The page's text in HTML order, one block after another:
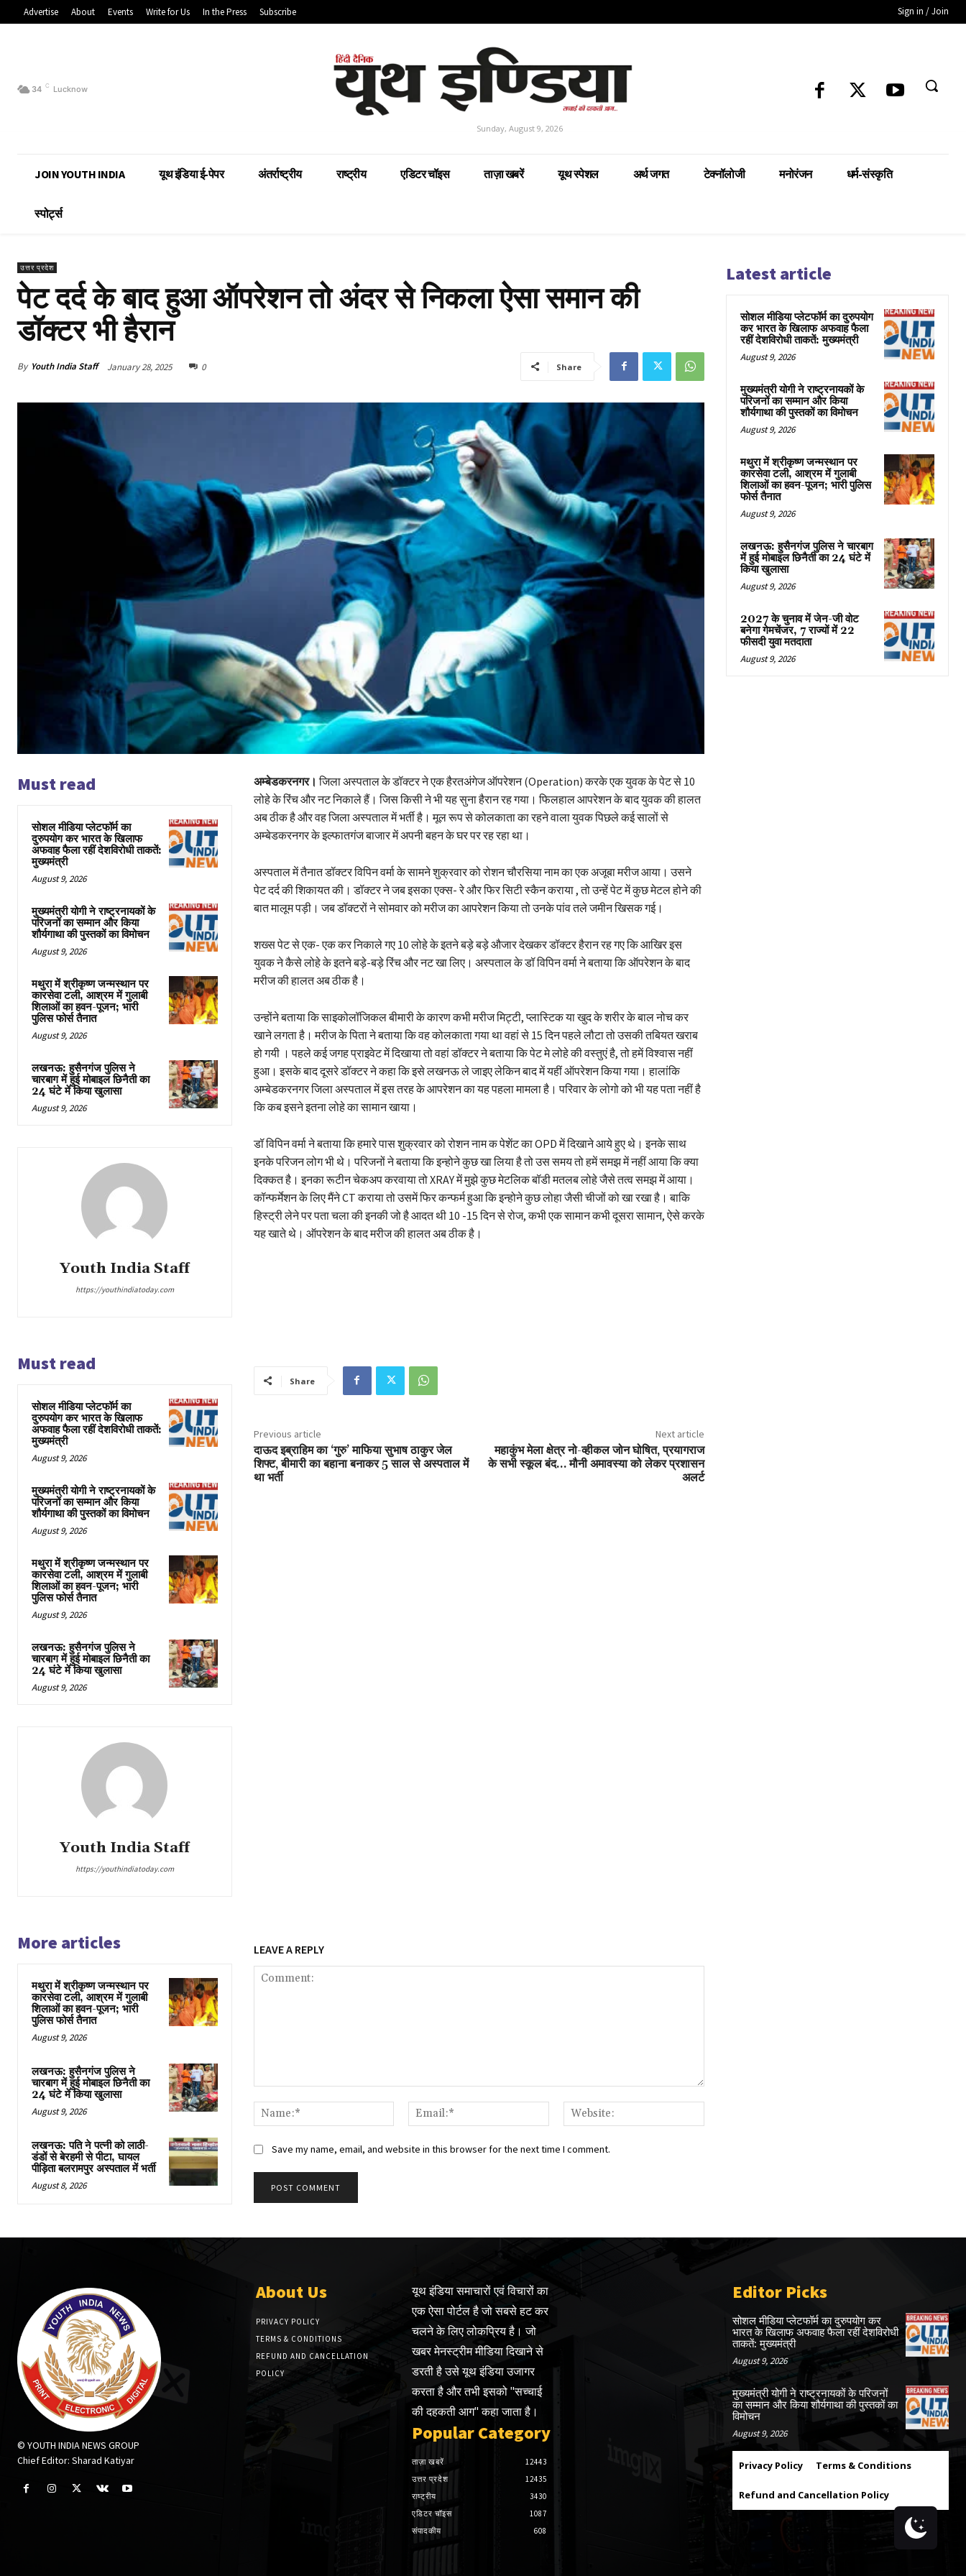
Advertise About Events Write for Us In the Press Subscribe Sign in / Join
34 C Lucknow
Sunday, August 9, 2026
JOIN YOUTH INDIA यूथ इंडिया ई-पेपर अंतर्राष्ट्रीय राष्ट्रीय एडिटर चॉइस ताज़ा खबरें यूथ स्पेशल अर्थ जगत टेक्नॉलोजी मनोरंजन धर्म-संस्कृति
स्पोर्ट्स
उत्तर प्रदेश
पेट दर्द के बाद हुआ ऑपरेशन तो अंदर से निकला ऐसा समान की
डॉक्टर भी हैरान
By Youth India Staff January 28, 2025 0 Share
Must read
सोशल मीडिया प्लेटफॉर्म का
दुरुपयोग कर भारत के खिलाफ
अफवाह फैला रहीं देशविरोधी ताकतें:
मुख्यमंत्री
August 9, 2026
मुख्यमंत्री योगी ने राष्ट्रनायकों के
परिजनों का सम्मान और किया
शौर्यगाथा की पुस्तकों का विमोचन
August 9, 2026
मथुरा में श्रीकृष्ण जन्मस्थान पर
कारसेवा टली, आश्रम में गुलाबी
शिलाओं का हवन-पूजन; भारी
पुलिस फोर्स तैनात
August 9, 2026
लखनऊ: हुसैनगंज पुलिस ने
चारबाग में हुई मोबाइल छिनैती का
24 घंटे में किया खुलासा
August 9, 2026
Youth India Staff
https://youthindiatoday.com
अम्बेडकरनगर। जिला अस्पताल के डॉक्टर ने एक हैरतअंगेज ऑपरेशन (Operation) करके एक युवक के पेट से 10
लोहे के रिंच और नट निकाले हैं। जिस किसी ने भी यह सुना हैरान रह गया। फिलहाल आपरेशन के बाद युवक की हालत
अब ठीक है और वह जिला अस्पताल में भर्ती है। मूल रूप से कोलकाता का रहने वाला युवक पिछले कई सालों से
अम्बेडकरनगर के इल्फातगंज बाजार में अपनी बहन के घर पर रह रहा था।
अस्पताल में तैनात डॉक्टर विपिन वर्मा के सामने शुक्रवार को रोशन चौरसिया नाम का एक अजूबा मरीज आया। उसने
पेट दर्द की शिकायत की। डॉक्टर ने जब इसका एक्स- रे और फिर सिटी स्कैन कराया , तो उन्हें पेट में कुछ मेटल होने की
बात मालूम पड़ी। जब डॉक्टरों ने सोमवार को मरीज का आपरेशन किया तो उनके पांव तले जमीन खिसक गई।
शख्स पेट से एक- एक कर निकाले गए 10 लोहे के इतने बड़े बड़े औजार देखकर डॉक्टर हैरान रह गए कि आखिर इस
युवक ने कैसे लोहे के इतने बड़े-बड़े रिंच और नट खा लिए। अस्पताल के डॉ विपिन वर्मा ने बताया कि ऑपरेशन के बाद
मरीज की हालत अब ठीक है।
उन्होंने बताया कि साइकोलॉजिकल बीमारी के कारण कभी मरीज मिट्टी, प्लास्टिक या खुद के शरीर के बाल नोच कर
खाने लगता है। मरीज के पिता ने बताया कि वह कोलकाता गया था वहां से 15 दिन पहले लौटा तो उसकी तबियत खराब
हो गयी । पहले कई जगह प्राइवेट में दिखाया तो वहां डॉक्टर ने बताया कि पेट मे लोहे की वस्तुएं है, तो हमें विश्वास नहीं
हुआ। इसके बाद दूसरे डॉक्टर ने कहा कि इसे लखनऊ ले जाइए लेकिन बाद में यहीं ऑपरेशन किया गया। हालांकि
अम्बेडकरनगर जिला अस्पताल में इस तरह के आपरेशन का यह पहला मामला है। परिवार के लोगो को भी यह पता नहीं है
कि कब इसने इतना लोहे का सामान खाया।
डॉ विपिन वर्मा ने बताया कि हमारे पास शुक्रवार को रोशन नाम क पेशेंट का OPD में दिखाने आये हुए थे। इनके साथ
इनके परिजन लोग भी थे। परिजनों ने बताया कि इन्होने कुछ खा लिया है तो उस समय तो हमें समझ में नहीं आया कि क्या
दिक्कत है। इनका रूटीन चेकअप करवाया तो XRAY में मुझे कुछ मेटलिक बॉडी मतलब लोहे जैसे तत्व समझ में आया।
कॉन्फर्मेशन के लिए मैंने CT कराया तो उसमें फिर कन्फर्म हुआ कि इन्होने कुछ लोहा जैसी चीजों को खा रखा है। बाकि
हिस्ट्री लेने पर पता चला की इनकी जो है आदत थी 10 -15 दिन से रोज, कभी एक सामान कभी दूसरा सामान, ऐसे करके
यह खाते थे। ऑपरेशन के बाद मरीज की हालत अब ठीक है।
Must read
सोशल मीडिया प्लेटफॉर्म का
दुरुपयोग कर भारत के खिलाफ
अफवाह फैला रहीं देशविरोधी ताकतें:
मुख्यमंत्री
August 9, 2026
मुख्यमंत्री योगी ने राष्ट्रनायकों के
परिजनों का सम्मान और किया
शौर्यगाथा की पुस्तकों का विमोचन
August 9, 2026
मथुरा में श्रीकृष्ण जन्मस्थान पर
कारसेवा टली, आश्रम में गुलाबी
शिलाओं का हवन-पूजन; भारी
पुलिस फोर्स तैनात
August 9, 2026
लखनऊ: हुसैनगंज पुलिस ने
चारबाग में हुई मोबाइल छिनैती का
24 घंटे में किया खुलासा
August 9, 2026
Youth India Staff
https://youthindiatoday.com
Share
Previous article
दाऊद इब्राहिम का ‘गुरु’ माफिया सुभाष ठाकुर जेल
शिफ्ट, बीमारी का बहाना बनाकर 5 साल से अस्पताल में
था भर्ती
Next article
महाकुंभ मेला क्षेत्र नो-व्हीकल जोन घोषित, प्रयागराज
के सभी स्कूल बंद… मौनी अमावस्या को लेकर प्रशासन
अलर्ट
More articles
मथुरा में श्रीकृष्ण जन्मस्थान पर
कारसेवा टली, आश्रम में गुलाबी
शिलाओं का हवन-पूजन; भारी
पुलिस फोर्स तैनात
August 9, 2026
लखनऊ: हुसैनगंज पुलिस ने
चारबाग में हुई मोबाइल छिनैती का
24 घंटे में किया खुलासा
August 9, 2026
लखनऊ: पति ने पत्नी को लाठी-
डंडों से बेरहमी से पीटा, घायल
पीड़िता बलरामपुर अस्पताल में भर्ती
August 8, 2026
LEAVE A REPLY
Name:*
Email:*
Save my name, email, and website in this browser for the next time I comment.
Latest article
सोशल मीडिया प्लेटफॉर्म का दुरुपयोग
कर भारत के खिलाफ अफवाह फैला
रहीं देशविरोधी ताकतें: मुख्यमंत्री
August 9, 2026
मुख्यमंत्री योगी ने राष्ट्रनायकों के
परिजनों का सम्मान और किया
शौर्यगाथा की पुस्तकों का विमोचन
August 9, 2026
मथुरा में श्रीकृष्ण जन्मस्थान पर
कारसेवा टली, आश्रम में गुलाबी
शिलाओं का हवन-पूजन; भारी पुलिस
फोर्स तैनात
August 9, 2026
लखनऊ: हुसैनगंज पुलिस ने चारबाग
में हुई मोबाइल छिनैती का 24 घंटे में
किया खुलासा
August 9, 2026
2027 के चुनाव में जेन-जी वोट
बनेगा गेमचेंजर, 7 राज्यों में 22
फीसदी युवा मतदाता
August 9, 2026
© YOUTH INDIA NEWS GROUP
Chief Editor: Sharad Katiyar
About Us
PRIVACY POLICY
TERMS & CONDITIONS
REFUND AND CANCELLATION
POLICY
यूथ इंडिया समाचारों एवं विचारों का
एक ऐसा पोर्टल है जो सबसे हट कर
चलने के लिए लोकप्रिय है। जो
खबर मेनस्ट्रीम मीडिया दिखाने से
डरती है उसे यूथ इंडिया उजागर
करता है और तभी इसको "सच्चाई
की दहकती आग" कहा जाता है।
Popular Category
ताज़ा खबरें
12443
उत्तर प्रदेश
12435
राष्ट्रीय
3430
एडिटर चॉइस
1087
संपादकीय
608
Editor Picks
सोशल मीडिया प्लेटफॉर्म का दुरुपयोग कर
भारत के खिलाफ अफवाह फैला रहीं देशविरोधी
ताकतें: मुख्यमंत्री
August 9, 2026
मुख्यमंत्री योगी ने राष्ट्रनायकों के परिजनों
का सम्मान और किया शौर्यगाथा की पुस्तकों का
विमोचन
August 9, 2026
Privacy Policy Terms & Conditions
Refund and Cancellation Policy